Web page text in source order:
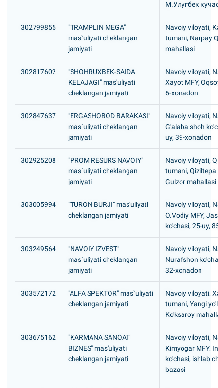
М.Улугбек
302799855
"TRAMPLIN MEGA"
mas`uliyati cheklangan
jamiyati
Navoiy viloyati,
tumani, Narpay
mahallasi
302817602
"SHOHRUXBEK-SAIDA
KELAJAGI" mas'uliyati
cheklangan jamiyati
Navoiy viloyati,
Xayot MFY,
6-xonadon
302847637
"ERGASHOBOD BARAKASI"
mas`uliyati cheklangan
jamiyati
Navoiy viloyati,
G'alaba shoh
uy, 39-xonadon
302925208
"PROM RESURS NAVOIY"
mas`uliyati cheklangan
jamiyati
Navoiy viloyati,
tumani, Qiziltepa
Gulzor mahallasi
303005994
"TURON BURJI" mas'uliyati
cheklangan jamiyati
Navoiy viloyati,
O.Vodiy MFY,
ko'chasi, 25-uy,
303249564
"NAVOIY IZVEST"
mas`uliyati cheklangan
jamiyati
Navoiy viloyati,
Nurafshon
32-xonadon
303572172
"ALFA SPEKTOR" mas`uliyati
cheklangan jamiyati
Navoiy viloyati,
tumani, Yangi yo'l
Ko'ksaroy
303675162
"KARMANA SANOAT
BIZNES" mas'uliyati
cheklangan jamiyati
Navoiy viloyati,
Kimyogar MFY,
ko'chasi, ishlab
bazasi